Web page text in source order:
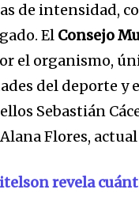
de intensidad,
El Consejo
el organismo,
del deporte y
Sebastián
Flores,
revela